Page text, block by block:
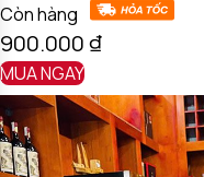
Còn hàng
900.000₫
MUA NGAY